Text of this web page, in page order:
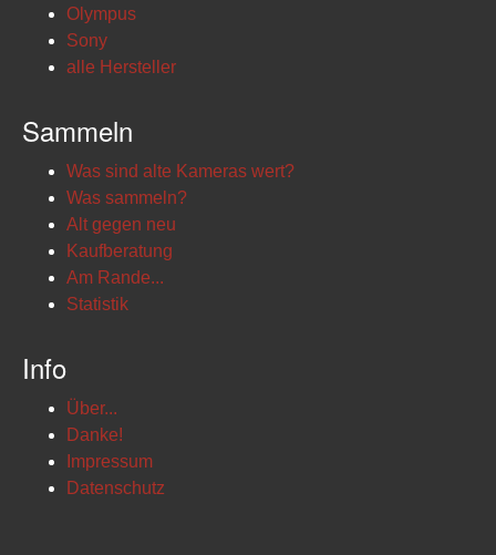
Olympus
Sony
alle Hersteller
Sammeln
Was sind alte Kameras wert?
Was sammeln?
Alt gegen neu
Kaufberatung
Am Rande...
Statistik
Info
Über...
Danke!
Impressum
Datenschutz